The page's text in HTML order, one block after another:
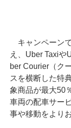
キャンペーン
え、Uber Taxiや
ber Courier（ク
スを横断した特
象商品が最大50
車両の配車サー
事や移動をより